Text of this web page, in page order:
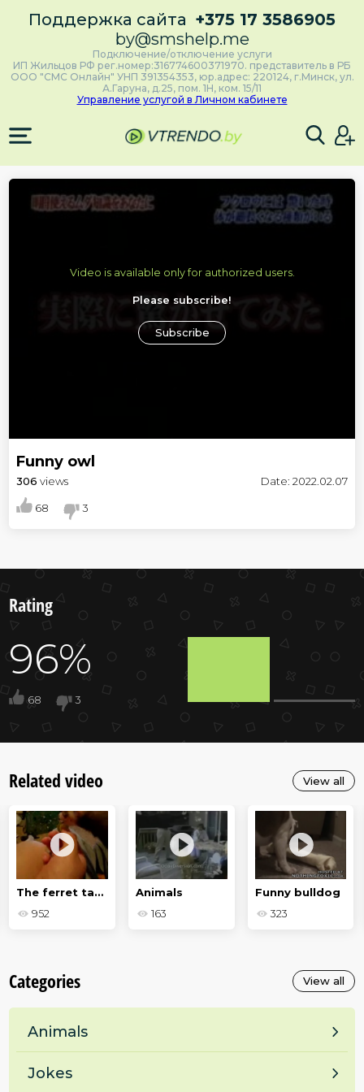
Поддержка сайта +375 17 3586905
by@smshelp.me
Подключение/отключение услуги
ИП Жильцов РФ рег.номер:316774600371970. представитель в РБ
ООО "СМС Онлайн" УНП 391354353, юр.адрес: 220124, г.Минск, ул.
А.Гаруна, д.25, пом. 1Н, ком. 15/11
Управление услугой в Личном кабинете
Video is available only for authorized users.
Please subscribe!
Subscribe
Funny owl
306 views Date: 2022.02.07
68 3
Rating
96%
68 3
Related video View all
The ferret tastes lemon
952
Animals
163
Funny bulldog
323
Categories View all
Animals
Jokes